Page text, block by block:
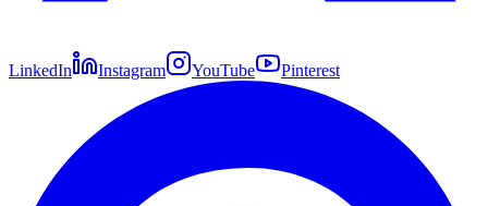
LinkedIn Instagram YouTube Pinterest